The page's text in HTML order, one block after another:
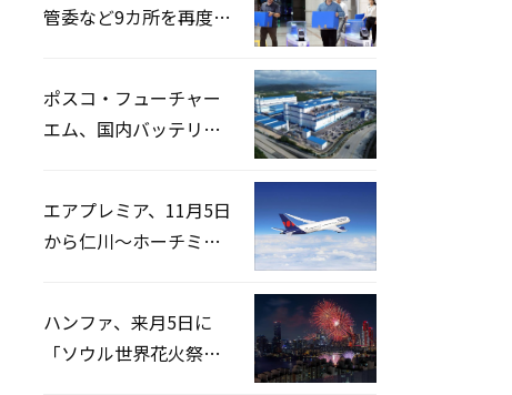
管委など9カ所を再度家
ポスコ・フューチャー
エム、国内バッテリー
エアプレミア、11月5日
から仁川〜ホーチミン
ハンファ、来月5日に
「ソウル世界花火祭り